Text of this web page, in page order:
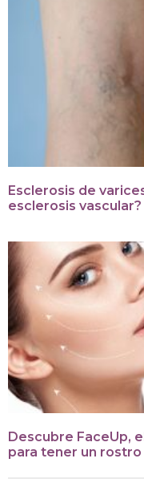
Esclerosis de
esclerosis vascular?
Descubre FaceUp,
para tener un